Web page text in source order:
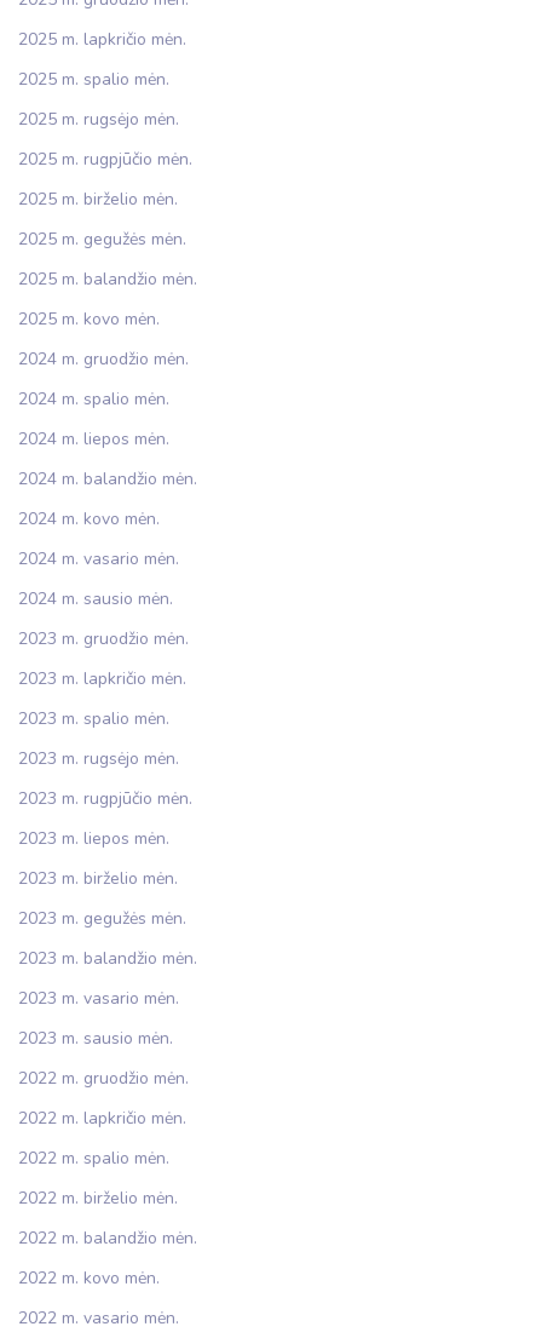
2025 m. lapkričio mėn.
2025 m. spalio mėn.
2025 m. rugsėjo mėn.
2025 m. rugpjūčio mėn.
2025 m. birželio mėn.
2025 m. gegužės mėn.
2025 m. balandžio mėn.
2025 m. kovo mėn.
2024 m. gruodžio mėn.
2024 m. spalio mėn.
2024 m. liepos mėn.
2024 m. balandžio mėn.
2024 m. kovo mėn.
2024 m. vasario mėn.
2024 m. sausio mėn.
2023 m. gruodžio mėn.
2023 m. lapkričio mėn.
2023 m. spalio mėn.
2023 m. rugsėjo mėn.
2023 m. rugpjūčio mėn.
2023 m. liepos mėn.
2023 m. birželio mėn.
2023 m. gegužės mėn.
2023 m. balandžio mėn.
2023 m. vasario mėn.
2023 m. sausio mėn.
2022 m. gruodžio mėn.
2022 m. lapkričio mėn.
2022 m. spalio mėn.
2022 m. birželio mėn.
2022 m. balandžio mėn.
2022 m. kovo mėn.
2022 m. vasario mėn.